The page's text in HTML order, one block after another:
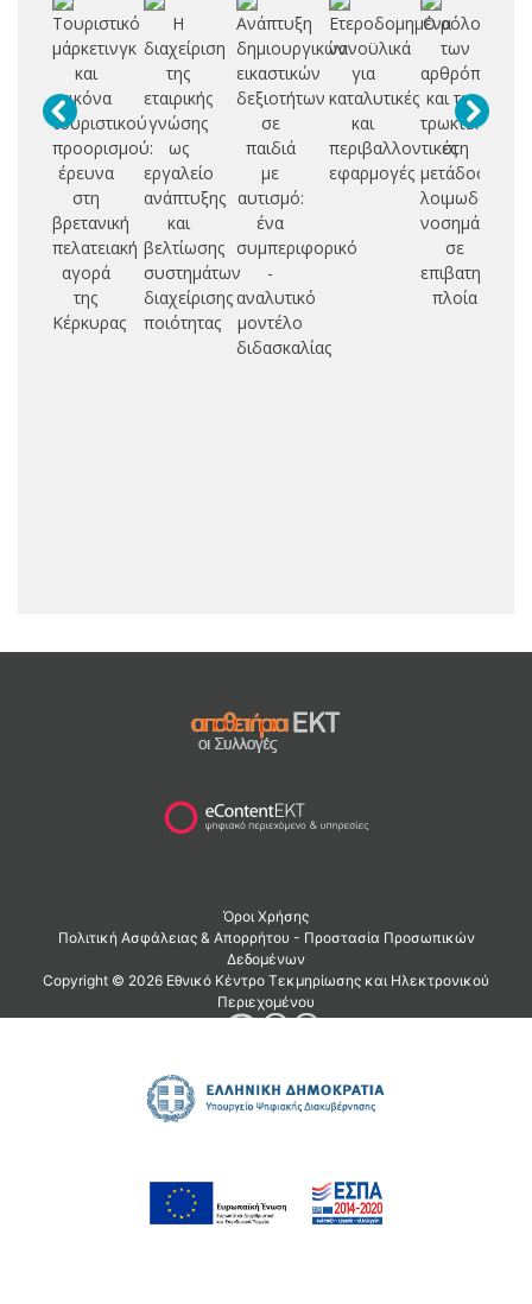
Τουριστικό
μάρκετινγκ
και
εικόνα
τουριστικού
προορισμού:
έρευνα
στη
βρετανική
πελατειακή
αγορά
της
Κέρκυρας
Η
διαχείριση
της
εταιρικής
γνώσης
ως
εργαλείο
ανάπτυξης
και
βελτίωσης
συστημάτων
διαχείρισης
ποιότητας
Ανάπτυξη
δημιουργικών
εικαστικών
δεξιοτήτων
σε
παιδιά
με
αυτισμό:
ένα
συμπεριφορικό
-
αναλυτικό
μοντέλο
διδασκαλίας
Ετεροδομημένα
νανοϋλικά
για
καταλυτικές
και
περιβαλλοντικές
εφαρμογές
Ο ρόλος
των
αρθρόποδων
και των
τρωκτικών
στη
μετάδοση
λοιμωδών
νοσημάτων
σε
επιβατηγά
πλοία